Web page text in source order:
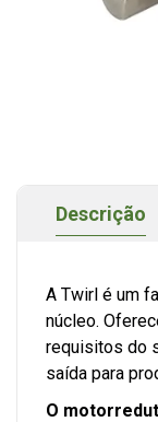
Descrição
A Twirl é um
núcleo.
requisitos do
saída para
O